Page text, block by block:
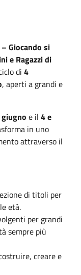
Giocando si
e Ragazzi di
di 4
, aperti a grandi e
e il 4 e
in uno
attraverso il
di titoli per
età.
per grandi
sempre più
creare e